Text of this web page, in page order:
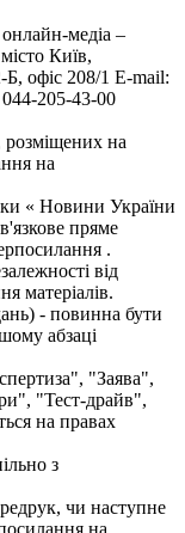
медіа –
Київ,
офіс 208/1 E-mail:
205-43-00
розміщених на
на
« Новини України
пряме
.
від
матеріалів.
- повинна бути
абзаці
"Заява",
"Тест-драйв",
на правах
з
чи наступне
на